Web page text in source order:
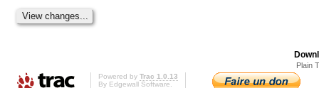
Plain
Powered by Trac 1.0.13
By Edgewall Software.